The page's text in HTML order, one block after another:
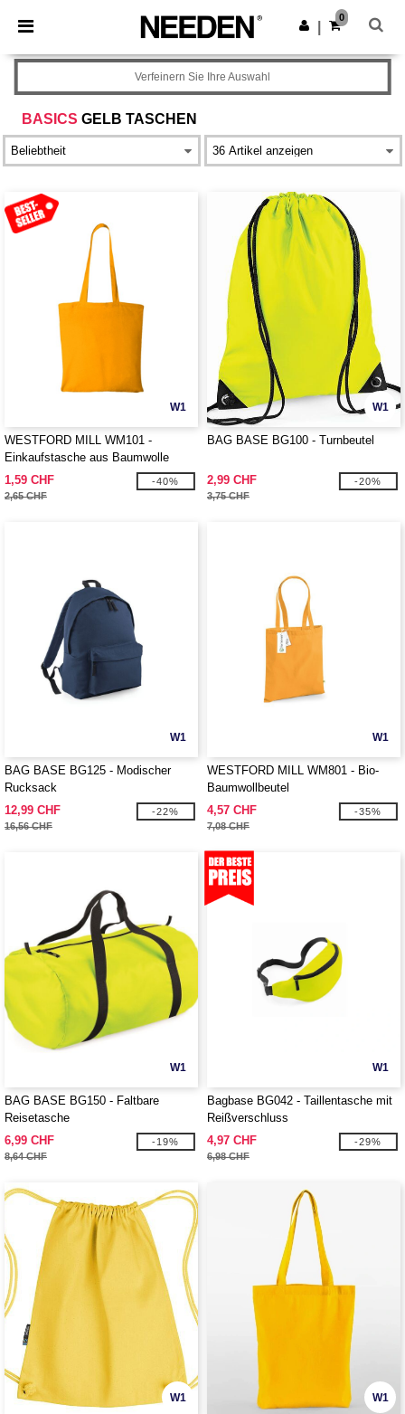
× Needen App
Bessere Preise in der App!
App holen
0
BASICS GELB TASCHEN
Verfeinern Sie Ihre Auswahl
W1
WESTFORD MILL WM101 -
Einkaufstasche aus Baumwolle
1,59 CHF
2,65 CHF
-40%
W1
BAG BASE BG100 - Turnbeutel
2,99 CHF
3,75 CHF
-20%
W1
BAG BASE BG125 - Modischer
Rucksack
12,99 CHF
16,56 CHF
-22%
W1
WESTFORD MILL WM801 - Bio-
Baumwollbeutel
4,57 CHF
7,08 CHF
-35%
W1
BAG BASE BG150 - Faltbare
Reisetasche
6,99 CHF
8,64 CHF
-19%
W1
Bagbase BG042 - Taillentasche mit
Reißverschluss
4,97 CHF
6,98 CHF
-29%
W1 W1